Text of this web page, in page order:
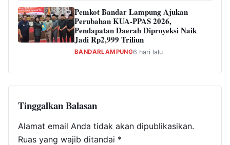
Pemkot Bandar Lampung Ajukan
Perubahan KUA-PPAS 2026,
Pendapatan Daerah Diproyeksi Naik
Jadi Rp2,999 Triliun
BANDARLAMPUNG6 hari lalu
Tinggalkan Balasan
Alamat email Anda tidak akan dipublikasikan.
Ruas yang wajib ditandai *